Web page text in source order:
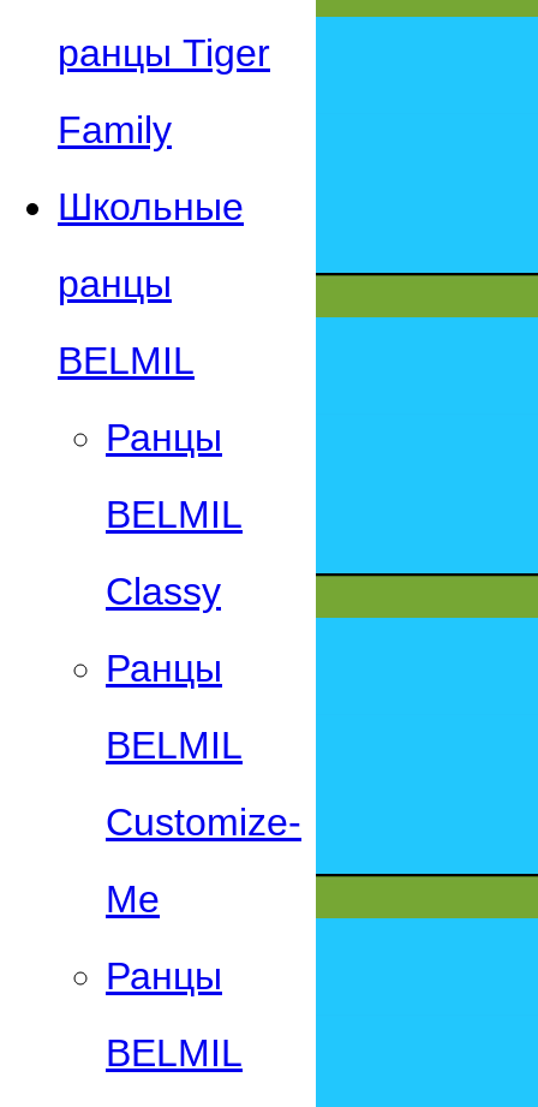
ранцы Tiger
Family
Школьные
ранцы
BELMIL
Ранцы
BELMIL
Classy
Ранцы
BELMIL
Customize-
Me
Ранцы
BELMIL